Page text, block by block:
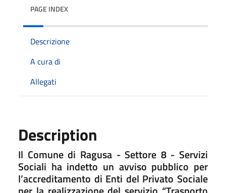
PAGE INDEX
Descrizione
A cura di
Allegati
Description
Il Comune di Ragusa - Settore 8 - Servizi
Sociali ha indetto un avviso pubblico per
l’accreditamento di Enti del Privato Sociale